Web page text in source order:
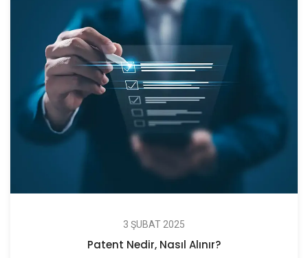
3 ŞUBAT 2025
Patent Nedir, Nasıl Alınır?